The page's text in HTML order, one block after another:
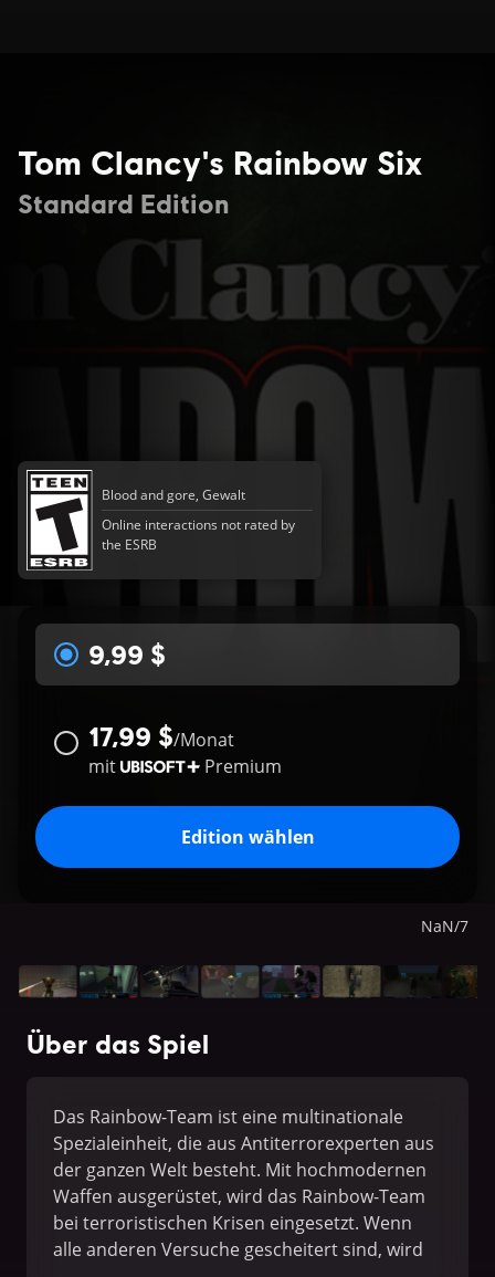
Tom Clancy's Rainbow Six
Standard Edition
Blood and gore, Gewalt
Online interactions not rated by
the ESRB
9,99 $
17,99 $/Monat
mit
Premium
Edition wählen
NaN/7
Über das Spiel
Das Rainbow-Team ist eine multinationale
Spezialeinheit, die aus Antiterrorexperten aus
der ganzen Welt besteht. Mit hochmodernen
Waffen ausgerüstet, wird das Rainbow-Team
bei terroristischen Krisen eingesetzt. Wenn
alle anderen Versuche gescheitert sind, wird